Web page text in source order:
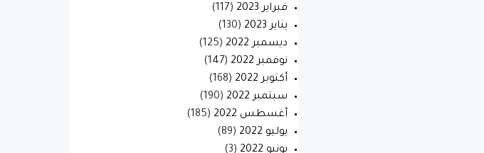
فبراير 2023
(117)
يناير 2023
(130)
ديسمبر 2022
(125)
نوفمبر 2022
(147)
أكتوبر 2022
(168)
سبتمبر 2022
(190)
أغسطس 2022
(185)
يوليو 2022
(89)
يونيو 2022
(3)